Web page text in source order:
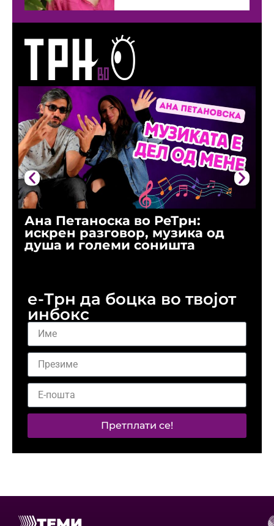
Ана Петаноска во РеТрн:
искрен разговор, музика од
душа и големи соништа
е-Трн да боцка во твојот
инбокс
Претплати се!